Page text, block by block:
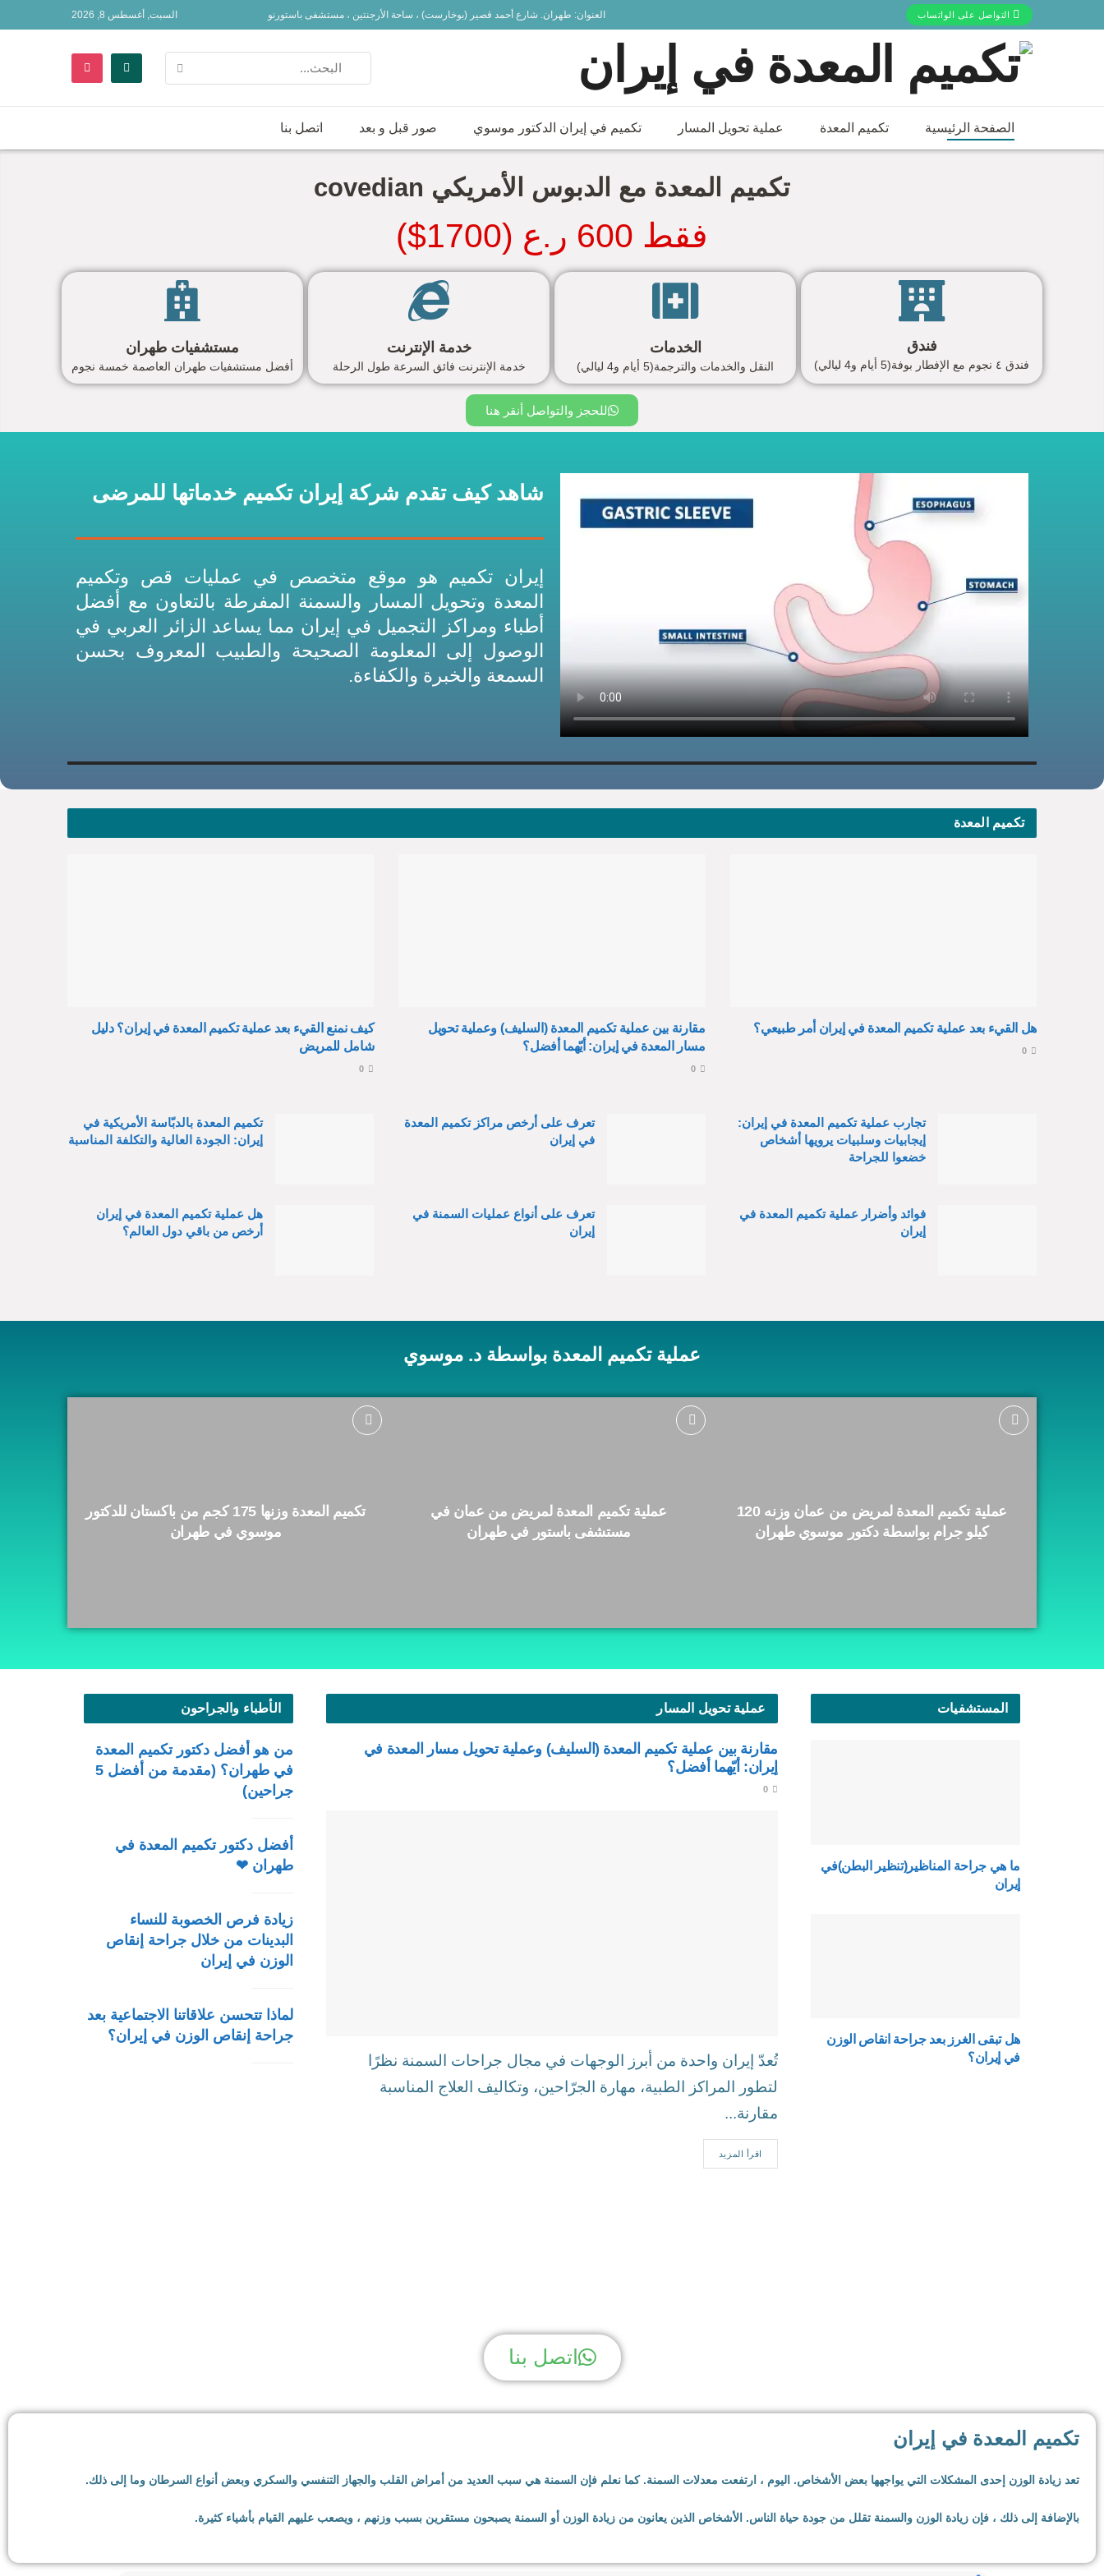
التواصل على الواتساب العنوان: طهران. شارع أحمد قصير (بوخارست) ، ساحة الأرجنتين ، مستشفى باستورنو السبت, أغسطس 8, 2026
تكميم المعدة في إيران
الصفحة الرئيسية تكميم المعدة عملية تحويل المسار تكميم في إيران الدكتور موسوي صور قبل و بعد اتصل بنا
تكميم المعدة مع الدبوس الأمريكي covedian
فقط 600 ر.ع (1700$)
فندق
فندق ٤ نجوم مع الإفطار بوفة(5 أيام و4 ليالي)
الخدمات
النقل والخدمات والترجمة(5 أيام و4 ليالي)
خدمة الإنترنت
خدمة الإنترنت فائق السرعة طول الرحلة
مستشفيات طهران
أفضل مستشفيات طهران العاصمة خمسة نجوم
للحجز والتواصل أنقر هنا
شاهد كيف تقدم شركة إيران تكميم خدماتها للمرضى
إيران تكميم هو موقع متخصص في عمليات قص وتكميم
المعدة وتحويل المسار والسمنة المفرطة بالتعاون مع أفضل
أطباء ومراكز التجميل في إيران مما يساعد الزائر العربي في
الوصول إلى المعلومة الصحيحة والطبيب المعروف بحسن
السمعة والخبرة والكفاءة.
تكميم المعدة
هل القيء بعد عملية تكميم المعدة في إيران أمر طبيعي؟
مقارنة بين عملية تكميم المعدة (السليف) وعملية تحويل
مسار المعدة في إيران: أيّهما أفضل؟
0
كيف نمنع القيء بعد عملية تكميم المعدة في إيران؟ دليل
شامل للمريض
تجارب عملية تكميم المعدة في إيران:
إيجابيات وسلبيات يرويها أشخاص
خضعوا للجراحة
تعرف على أرخص مراكز تكميم المعدة
في إيران
تكميم المعدة بالدبّاسة الأمريكية في
إيران: الجودة العالية والتكلفة المناسبة
فوائد وأضرار عملية تكميم المعدة في
إيران
تعرف على أنواع عمليات السمنة في
إيران
هل عملية تكميم المعدة في إيران
أرخص من باقي دول العالم؟
عملية تكميم المعدة بواسطة د. موسوي
عملية تكميم المعدة لمريض من عمان وزنه 120
كيلو جرام بواسطة دكتور موسوي طهران
عملية تكميم المعدة لمريض من عمان في
مستشفى باستور في طهران
تكميم المعدة وزنها 175 كجم من باكستان للدكتور
موسوي في طهران
المستشفيات
ما هي جراحة المناظير(تنظير البطن)في
إيران
هل تبقى الغرز بعد جراحة انقاص الوزن
في إيران؟
عملية تحويل المسار
مقارنة بين عملية تكميم المعدة (السليف) وعملية تحويل مسار المعدة في
إيران: أيّهما أفضل؟
تُعدّ إيران واحدة من أبرز الوجهات في مجال جراحات السمنة نظرًا
لتطور المراكز الطبية، مهارة الجرّاحين، وتكاليف العلاج المناسبة
مقارنة...
اقرأ المزيد
الأطباء والجراحون
من هو أفضل دكتور تكميم المعدة
في طهران؟ (مقدمة من أفضل 5
جراحين)
أفضل دكتور تكميم المعدة في
طهران ❤
زيادة فرص الخصوبة للنساء
البدينات من خلال جراحة إنقاص
الوزن في إيران
لماذا تتحسن علاقاتنا الاجتماعية بعد
جراحة إنقاص الوزن في إيران؟
اتصل بنا
تكميم المعدة في إيران
تعد زيادة الوزن إحدى المشكلات التي يواجهها بعض الأشخاص. اليوم ، ارتفعت معدلات السمنة. كما نعلم فإن السمنة هي سبب العديد من أمراض القلب والجهاز التنفسي والسكري وبعض أنواع السرطان وما إلى ذلك.
بالإضافة إلى ذلك ، فإن زيادة الوزن والسمنة تقلل من جودة حياة الناس. الأشخاص الذين يعانون من زيادة الوزن أو السمنة يصبحون مستقرين بسبب وزنهم ، ويصعب عليهم القيام بأشياء كثيرة.